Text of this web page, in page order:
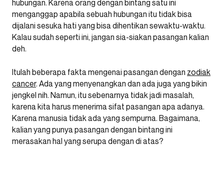
hubungan. Karena orang dengan bintang satu ini
menganggap apabila sebuah hubungan itu tidak bisa
dijalani sesuka hati yang bisa dihentikan sewaktu-waktu.
Kalau sudah seperti ini, jangan sia-siakan pasangan kalian
deh.
Itulah beberapa fakta mengenai pasangan dengan zodiak
cancer. Ada yang menyenangkan dan ada juga yang bikin
jengkel nih. Namun, itu sebenarnya tidak jadi masalah,
karena kita harus menerima sifat pasangan apa adanya.
Karena manusia tidak ada yang sempurna. Bagaimana,
kalian yang punya pasangan dengan bintang ini
merasakan hal yang serupa dengan di atas?